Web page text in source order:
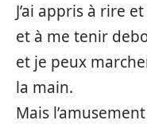
J’ai appris à rire
et à me tenir
et je peux
la main.
Mais